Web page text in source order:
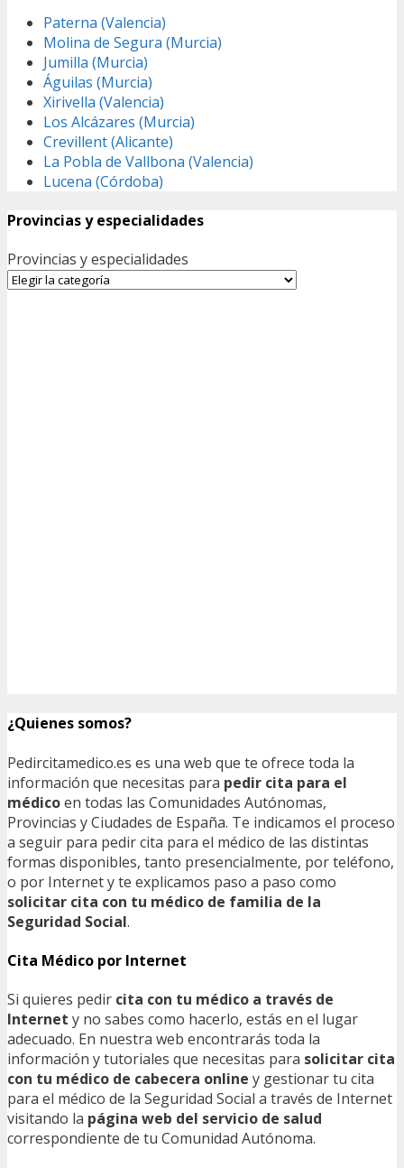
Paterna (Valencia)
Molina de Segura (Murcia)
Jumilla (Murcia)
Águilas (Murcia)
Xirivella (Valencia)
Los Alcázares (Murcia)
Crevillent (Alicante)
La Pobla de Vallbona (Valencia)
Lucena (Córdoba)
Provincias y especialidades
Provincias y especialidades
¿Quienes somos?
Pedircitamedico.es es una web que te ofrece toda la
información que necesitas para pedir cita para el
médicoen todas las Comunidades Autónomas,
Provincias y Ciudades de España. Te indicamos el proceso
a seguir para pedir cita para el médico de las distintas
formas disponibles, tanto presencialmente, por teléfono,
o por Internet y te explicamos paso a paso como
solicitar cita con tu médico de familia de la
Seguridad Social.
Cita Médico por Internet
Si quieres pedir cita con tu médico a través de
Internet y no sabes como hacerlo, estás en el lugar
adecuado. En nuestra web encontrarás toda la
información y tutoriales que necesitas para solicitar cita
con tu médico de cabecera online y gestionar tu cita
para el médico de la Seguridad Social a través de Internet
visitando la página web del servicio de salud
correspondiente de tu Comunidad Autónoma.